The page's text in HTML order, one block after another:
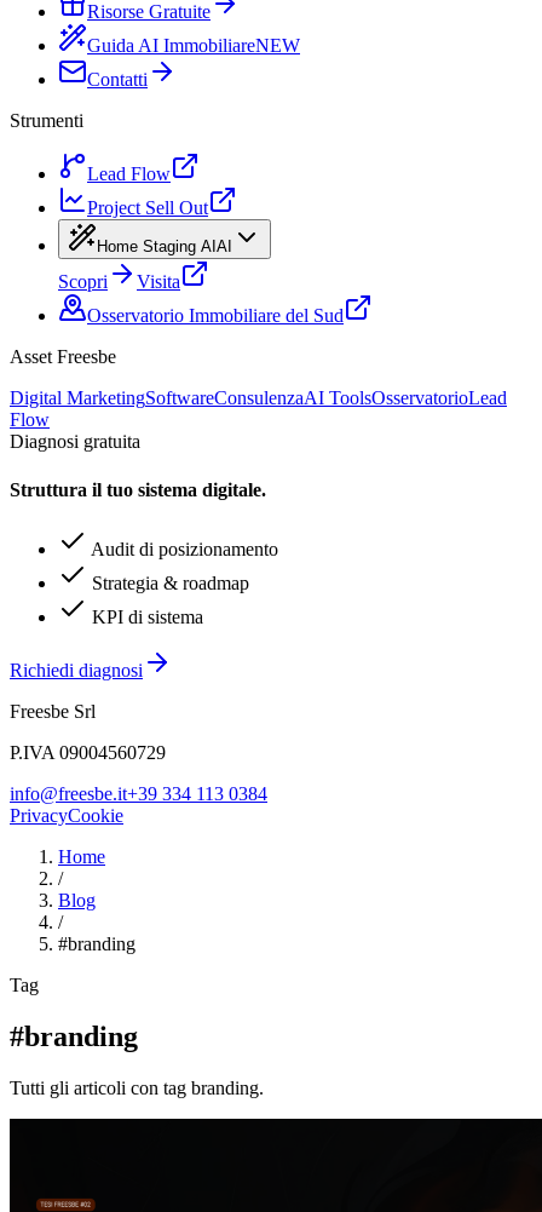
Risorse Gratuite
Guida AI ImmobiliareNEW
Contatti
Strumenti
Lead Flow
Project Sell Out
Home Staging AI AI
Scopri
Visita
Osservatorio Immobiliare del Sud
Asset Freesbe
Digital MarketingSoftwareConsulenzaAI ToolsOsservatorioLead
Flow
Diagnosi gratuita
Struttura il tuo sistema digitale.
Audit di posizionamento
Strategia & roadmap
KPI di sistema
Richiedi diagnosi
Freesbe Srl
P.IVA 09004560729
info@freesbe.it+39 334 113 0384
PrivacyCookie
Home
/
Blog
/
#branding
Tag
#branding
Tutti gli articoli con tag branding.